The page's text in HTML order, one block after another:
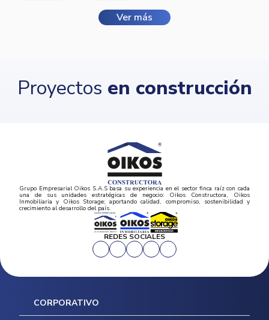
Ver más
Proyectos en construcción
Grupo Empresarial Oikos S.A.S basa su experiencia en el sector finca raíz con cada
una de sus unidades estratégicas de negocio: Oikos Constructora, Oikos
Inmobiliaria y Oikos Storage; aportando calidad, compromiso, sostenibilidad y
crecimiento al desarrollo del país.
REDES SOCIALES
CORPORATIVO